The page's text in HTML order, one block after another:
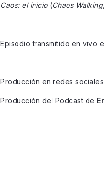
Caos: el inicio(Chaos Walking
Episodio transmitido en vivo
Producción en redes
Producción del Podcast de